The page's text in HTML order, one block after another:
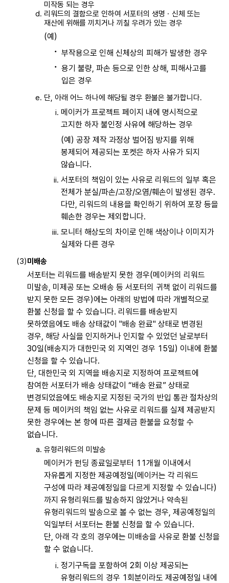
미작동 되는 경우
리워드의 결함으로 인하여 서포터의 생명ㆍ신체 또는
재산에 위해를 끼치거나 끼칠 우려가 있는 경우
(예)
부작용으로 인해 신체상의 피해가 발생한 경우
용기 불량, 파손 등으로 인한 상해, 피해사고를
입은 경우
단, 아래 어느 하나에 해당될 경우 환불은 불가합니다.
메이커가 프로젝트 페이지 내에 명시적으로
고지한 하자 불인정 사유에 해당하는 경우
(예) 공장 제작 과정상 벌어짐 방지를 위해
봉제되어 제공되는 포켓은 하자 사유가 되지
않습니다.
서포터의 책임이 있는 사유로 리워드의 일부 혹은
전체가 분실/파손/고장/오염/훼손이 발생된 경우.
다만, 리워드의 내용을 확인하기 위하여 포장 등을
훼손한 경우는 제외합니다.
모니터 해상도의 차이로 인해 색상이나 이미지가
실제와 다른 경우
미배송
서포터는 리워드를 배송받지 못한 경우(메이커의 리워드
미발송, 미제공 또는 오배송 등 서포터의 귀책 없이 리워드를
받지 못한 모든 경우)에는 아래의 방법에 따라 개별적으로
환불 신청을 할 수 있습니다. 리워드를 배송받지
못하였음에도 배송 상태값이 "배송 완료" 상태로 변경된
경우, 해당 사실을 인지하거나 인지할 수 있었던 날로부터
30일(배송지가 대한민국 외 지역인 경우 15일) 이내에 환불
신청을 할 수 있습니다.
단, 대한민국 외 지역을 배송지로 지정하여 프로젝트에
참여한 서포터가 배송 상태값이 “배송 완료” 상태로
변경되었음에도 배송지로 지정된 국가의 반입 통관 절차상의
문제 등 메이커의 책임 없는 사유로 리워드를 실제 제공받지
못한 경우에는 본 항에 따른 결제금 환불을 요청할 수
없습니다.
유형리워드의 미발송
메이커가 펀딩 종료일로부터 11개월 이내에서
자유롭게 지정한 제공예정일(메이커는 각 리워드
구성에 따라 제공예정일을 다르게 지정할 수 있습니다)
까지 유형리워드를 발송하지 않았거나 약속된
유형리워드의 발송으로 볼 수 없는 경우, 제공예정일의
익일부터 서포터는 환불 신청을 할 수 있습니다.
단, 아래 각 호의 경우에는 미배송을 사유로 환불 신청을
할 수 없습니다.
정기구독을 포함하여 2회 이상 제공되는
유형리워드의 경우 1회분이라도 제공예정일 내에